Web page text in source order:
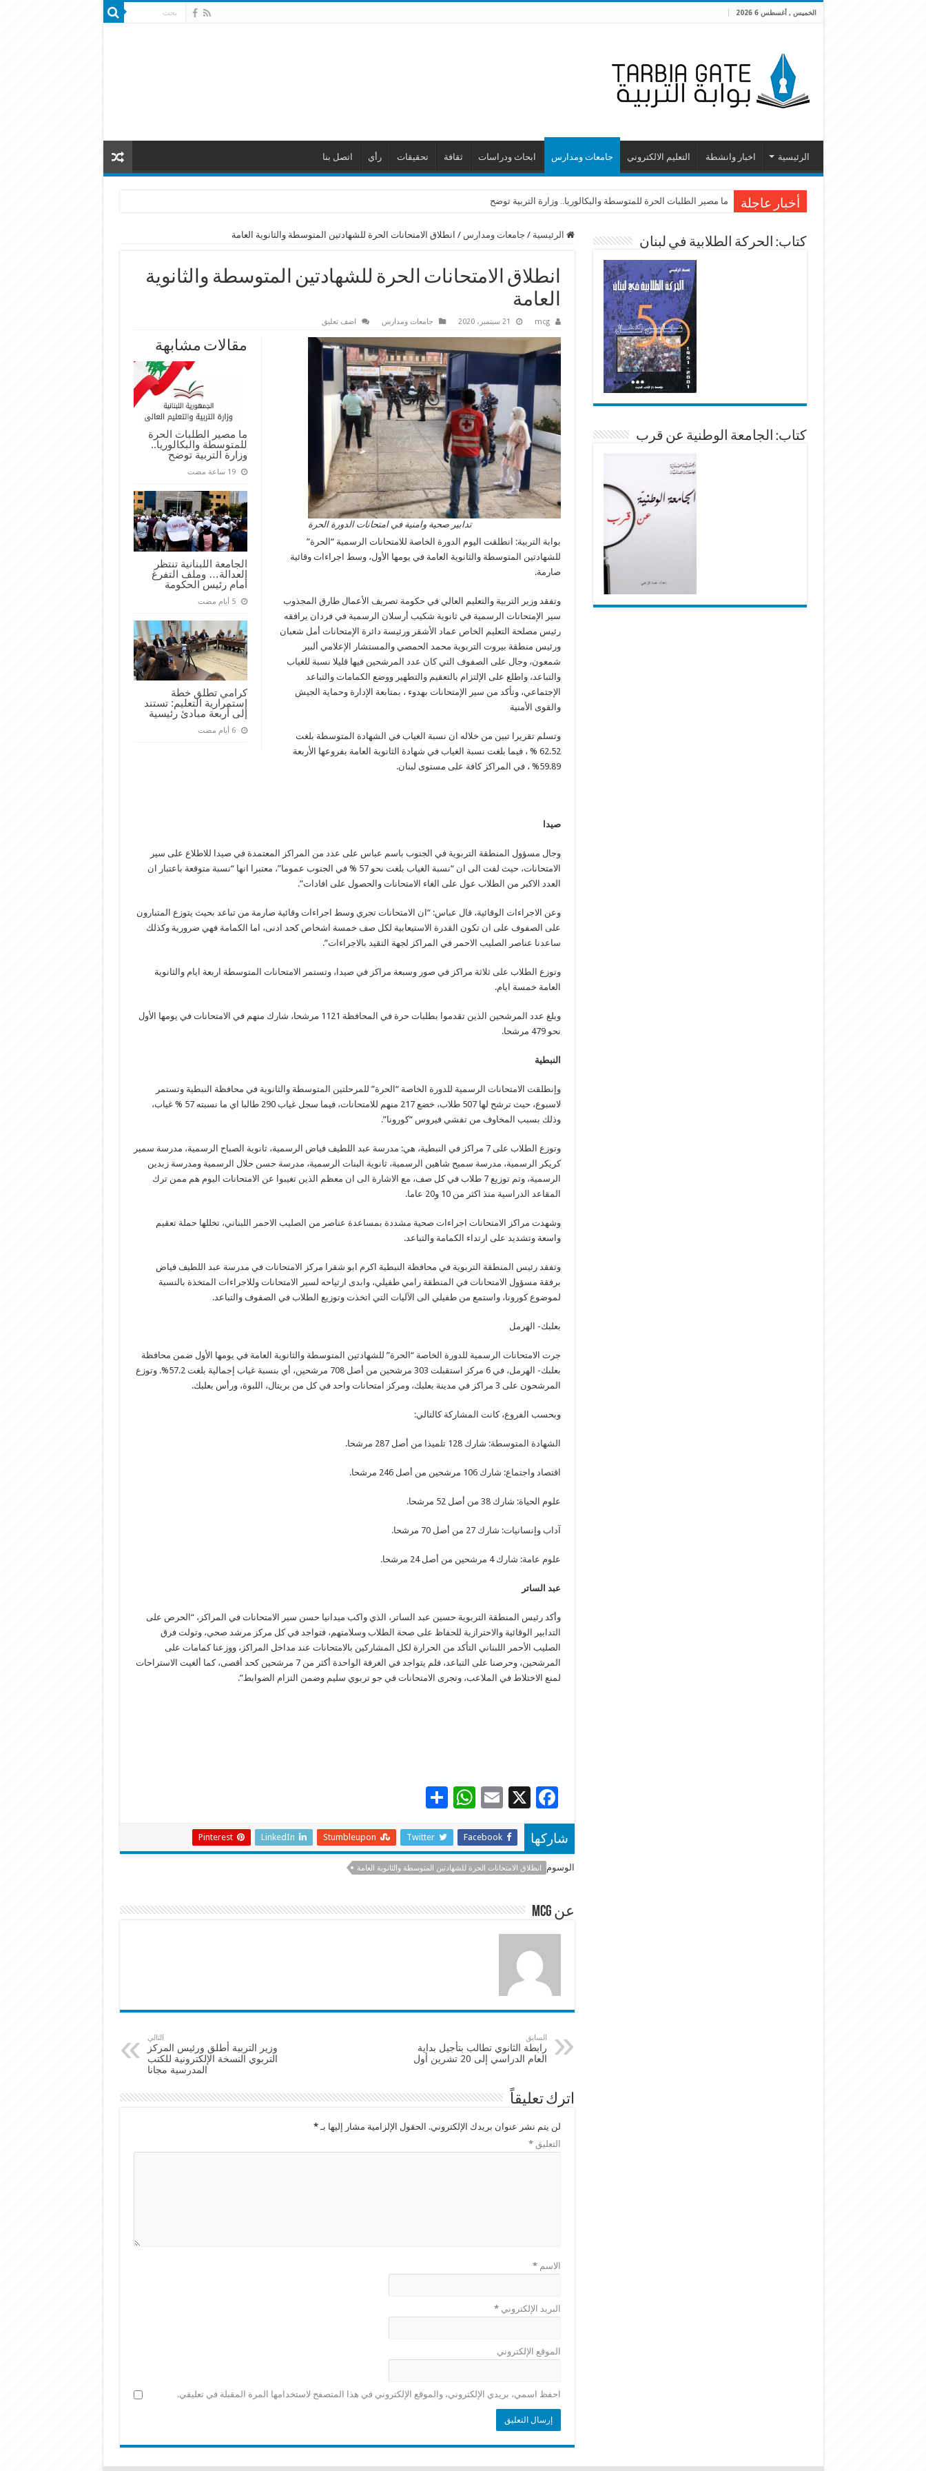
الخميس , أغسطس 6 2026
الرئيسية اخبار وانشطة التعليم الالكتروني جامعات ومدارس ابحاث ودراسات ثقافة تحقيقات رأي اتصل بنا
أخبار عاجلة ما مصير الطلبات الحرة للمتوسطة والبكالوريا.. وزارة التربية توضح
الرئيسية / جامعات ومدارس / انطلاق الامتحانات الحرة للشهادتين المتوسطة والثانوية العامة
انطلاق الامتحانات الحرة للشهادتين المتوسطة والثانوية
العامة
mcg 21 سبتمبر، 2020 جامعات ومدارس اضف تعليق
مقالات مشابهة
ما مصير الطلبات الحرة
للمتوسطة والبكالوريا..
وزارة التربية توضح
‏19 ساعة مضت
الجامعة اللبنانية تنتظر
العدالة… وملف التفرغ
أمام رئيس الحكومة
‏5 أيام مضت
كرامي تطلق خطة
إستمرارية التعليم: تستند
إلى أربعة مبادئ رئيسية
‏6 أيام مضت
تدابير صحية وامنية في امتحانات الدورة الحرة
بوابة التربية: انطلقت اليوم الدورة الخاصة للامتحانات الرسمية “الحرة”
للشهادتين المتوسطة والثانوية العامة في يومها الأول، وسط اجراءات وقائية
صارمة.
وتفقد وزير التربية والتعليم العالي في حكومة تصريف الأعمال طارق المجذوب
سير الإمتحانات الرسمية في ثانوية شكيب أرسلان الرسمية في فردان يرافقه
رئيس مصلحة التعليم الخاص عماد الأشقر ورئيسة دائرة الإمتحانات أمل شعبان
ورئيس منطقة بيروت التربوية محمد الحمصي والمستشار الإعلامي ألبير
شمعون، وجال على الصفوف التي كان عدد المرشحين فيها قليلا نسبة للغياب
والتباعد، واطلع على الإلتزام بالتعقيم والتطهير ووضع الكمامات والتباعد
الإجتماعي، وتأكد من سير الإمتحانات بهدوء ، بمتابعة الإدارة وحماية الجيش
والقوى الأمنية
وتسلم تقريرا تبين من خلاله ان نسبة الغياب في الشهادة المتوسطة بلغت
62.52 % ، فيما بلغت نسبة الغياب في شهادة الثانوية العامة بفروعها الأربعة
59.89% ، في المراكز كافة على مستوى لبنان.
صيدا
وجال مسؤول المنطقة التربوية في الجنوب باسم عباس على عدد من المراكز المعتمدة في صيدا للاطلاع على سير
الامتحانات، حيث لفت الى ان “نسبة الغياب بلغت نحو 57 % في الجنوب عموما”، معتبرا انها “نسبة متوقعة باعتبار ان
العدد الاكبر من الطلاب عول على الغاء الامتحانات والحصول على افادات”.
وعن الاجراءات الوقائية، قال عباس: “ان الامتحانات تجري وسط اجراءات وقائية صارمة من تباعد بحيث يتوزع المتبارون
على الصفوف على ان تكون القدرة الاستيعابية لكل صف خمسة اشخاص كحد ادنى، اما الكمامة فهي ضرورية وكذلك
ساعدنا عناصر الصليب الاحمر في المراكز لجهة التقيد بالاجراءات”.
وتوزع الطلاب على ثلاثة مراكز في صور وسبعة مراكز في صيدا، وتستمر الامتحانات المتوسطة اربعة ايام والثانوية
العامة خمسة ايام.
وبلغ عدد المرشحين الذين تقدموا بطلبات حرة في المحافظة 1121 مرشحا، شارك منهم في الامتحانات في يومها الأول
نحو 479 مرشحا.
النبطية
وإنطلقت الامتحانات الرسمية للدورة الخاصة “الحرة” للمرحلتين المتوسطة والثانوية في محافظة النبطية وتستمر
لاسبوع، حيث ترشح لها 507 طلاب، خضع 217 منهم للامتحانات، فيما سجل غياب 290 طالبا اي ما نسبته 57 % غياب،
وذلك بسبب المخاوف من تفشي فيروس “كورونا”.
وتوزع الطلاب على 7 مراكز في النبطية، هي: مدرسة عبد اللطيف فياض الرسمية، ثانوية الصباح الرسمية، مدرسة سمير
كريكر الرسمية، مدرسة سميح شاهين الرسمية، ثانوية البنات الرسمية، مدرسة حسن حلال الرسمية ومدرسة زبدين
الرسمية، وتم توزيع 7 طلاب في كل صف، مع الاشارة الى ان معظم الذين تغيبوا عن الامتحانات اليوم هم ممن ترك
المقاعد الدراسية منذ اكثر من 10 و20 عاما.
وشهدت مراكز الامتحانات اجراءات صحية مشددة بمساعدة عناصر من الصليب الاحمر اللبناني، تخللها حملة تعقيم
واسعة وتشديد على ارتداء الكمامة والتباعد.
وتفقد رئيس المنطقة التربوية في محافظة النبطية اكرم ابو شقرا مركز الامتحانات في مدرسة عبد اللطيف فياض
برفقة مسؤول الامتحانات في المنطقة رامي طفيلي، وابدى ارتياحه لسير الامتحانات وللاجراءات المتخذة بالنسبة
لموضوع كورونا، واستمع من طفيلي الى الآليات التي اتخذت وتوزيع الطلاب في الصفوف والتباعد.
بعلبك- الهرمل
جرت الامتحانات الرسمية للدورة الخاصة “الحرة” للشهادتين المتوسطة والثانوية العامة في يومها الأول ضمن محافظة
بعلبك- الهرمل، في 6 مركز استقبلت 303 مرشحين من أصل 708 مرشحين، أي بنسبة غياب إجمالية بلغت 57.2%. وتوزع
المرشحون على 3 مراكز في مدينة بعلبك، ومركز امتحانات واحد في كل من بريتال، اللبوة، ورأس بعلبك.
وبحسب الفروع، كانت المشاركة كالتالي:
الشهادة المتوسطة: شارك 128 تلميذا من أصل 287 مرشحا.
اقتصاد واجتماع: شارك 106 مرشحين من أصل 246 مرشحا.
علوم الحياة: شارك 38 من أصل 52 مرشحا.
آداب وإنسانيات: شارك 27 من أصل 70 مرشحا.
علوم عامة: شارك 4 مرشحين من أصل 24 مرشحا.
عبد الساتر
وأكد رئيس المنطقة التربوية حسين عبد الساتر، الذي واكب ميدانيا حسن سير الامتحانات في المراكز، “الحرص على
التدابير الوقائية والاحترازية للحفاظ على صحة الطلاب وسلامتهم، فتواجد في كل مركز مرشد صحي، وتولت فرق
الصليب الأحمر اللبناني التأكد من الحرارة لكل المشاركين بالامتحانات عند مداخل المراكز، ووزعنا كمامات على
المرشحين، وحرصنا على التباعد، فلم يتواجد في الغرفة الواحدة أكثر من 7 مرشحين كحد أقصى، كما ألغيت الاستراحات
لمنع الاختلاط في الملاعب، وتجرى الامتحانات في جو تربوي سليم وضمن التزام الضوابط”.
F
ac
e
b
o
k
X
E
ai
l
W
at
sA
p
ar
e
شاركها Facebook
Twitter
Stumbleupon
LinkedIn
Pinterest
الوسوم انطلاق الامتحانات الحرة للشهادتين المتوسطة والثانوية العامة
عن mcg
السابق
رابطة الثانوي تطالب بتأجيل بداية
العام الدراسي إلى 20 تشرين أول
التالي
وزير التربية أطلق ورئيس المركز
التربوي النسخة الإلكترونية للكتب
المدرسية مجانا
اترك تعليقاً
لن يتم نشر عنوان بريدك الإلكتروني. الحقول الإلزامية مشار إليها بـ*
التعليق*
الاسم*
البريد الإلكتروني*
الموقع الإلكتروني
احفظ اسمي، بريدي الإلكتروني، والموقع الإلكتروني في هذا المتصفح لاستخدامها المرة المقبلة في تعليقي.
كتاب: الحركة الطلابية في لبنان
كتاب: الجامعة الوطنية عن قرب